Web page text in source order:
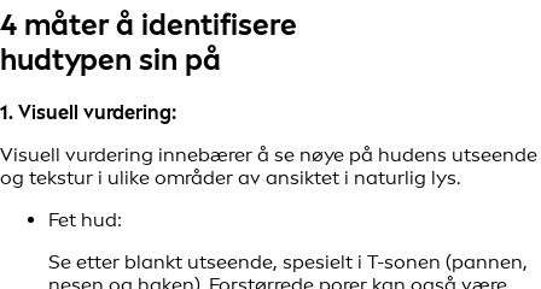
4 måter å identifisere
hudtypen sin på
1. Visuell vurdering:
Visuell vurdering innebærer å se nøye på hudens utseende
og tekstur i ulike områder av ansiktet i naturlig lys.
Fet hud:
Se etter blankt utseende, spesielt i T-sonen (pannen,